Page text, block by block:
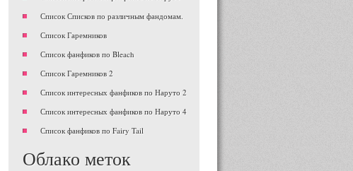
Список Списков по различным фандомам.
Список Гаремников
Список фанфиков по Bleach
Список Гаремников 2
Список интересных фанфиков по Наруто 2
Список интересных фанфиков по Наруто 4
Список фанфиков по Fairy Tail
Облако меток